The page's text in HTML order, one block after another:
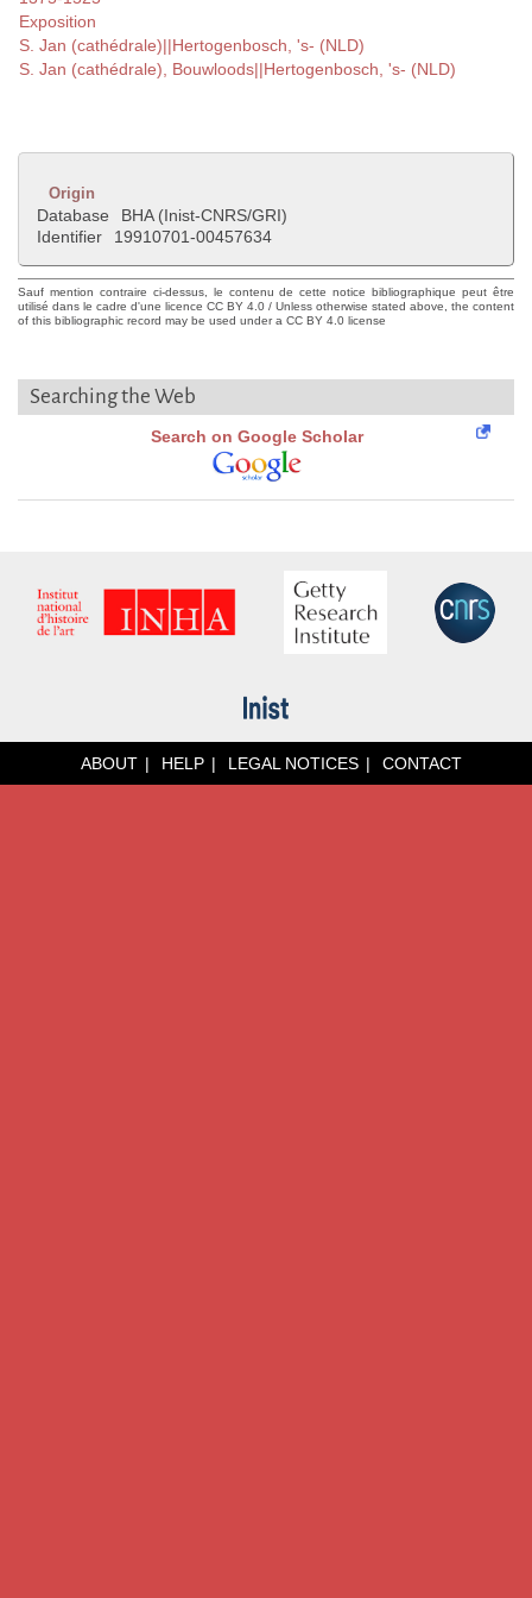
Exposition
S. Jan (cathédrale)||Hertogenbosch, 's- (NLD)
S. Jan (cathédrale), Bouwloods||Hertogenbosch, 's- (NLD)
Origin
Database
BHA (Inist-CNRS/GRI)
Identifier
19910701-00457634
Sauf mention contraire ci-dessus, le contenu de cette notice bibliographique peut être
utilisé dans le cadre d'une licence CC BY 4.0 / Unless otherwise stated above, the content
of this bibliographic record may be used under a CC BY 4.0 license
Searching the Web
Search on Google Scholar
ABOUT HELP LEGAL NOTICES CONTACT